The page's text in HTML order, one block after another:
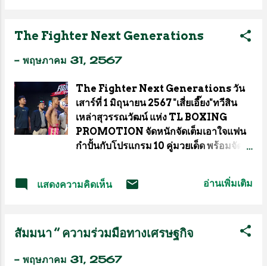
อายุไม่เกิน 12 ปี ในเขตกรุงเทพมหานคร
เยาวชนไทยได้ใช้เวลาว่างให้เป็นประโยชน์
สู่นักฟุตบอลอาชีพต่อไป ภายในงานซึ่งจัด
ขึ้นที่ห้องประชุมชั้น 25 อาคาร
เฉลิมพระเกียรติ 7 รอบพระชนมพรรษา การ
กีฬาแห่งประเทศไทย ได้รับเกียรติจาก นาย
สุรศักดิ์ เกิดจันทึก รองผู้ว่าการ ฝ่ายกีฬาเป็น
ประเทศไทย (กกท.) และ มิส.คลาร่า ชาง
จำกัด ร่วมแถลงรายละเอียดโครงการฯ ร่วม
ด้วย นายฉันท์ชาย พันธุฟัก ผู้อำนวยการฝ่าย
The Fighter Next Generations
- พฤษภาคม 31, 2567
The Fighter Next Generations วัน
เสาร์ที่ 1 มิถุนายน 2567 "เสี่ยเอี๊ยง"ทวีสิน
เหล่าสุวรรณวัฒน์ แห่ง TL BOXING
PROMOTION จัดหนักจัดเต็มเอาใจแฟน
กำปั้นกับโปรแกรม 10 คู่มวยเด็ด พร้อมจัด
ชิงเข็มขัดรุ่นแบนตั้มเวท WBA ASIA
CHAMPIONSHIP TITLE กับเจ้าของ
ถ่ายทอดสด Workpoint TV เวลา 14.00
Club รัชดาภิเษก 20 พ่อค้ากำปั้นที่จะลง
แสดงความคิดเห็น อ่านเพิ่มเติม
สัมมนา “ ความร่วมมือทางเศรษฐกิจ
- พฤษภาคม 31, 2567